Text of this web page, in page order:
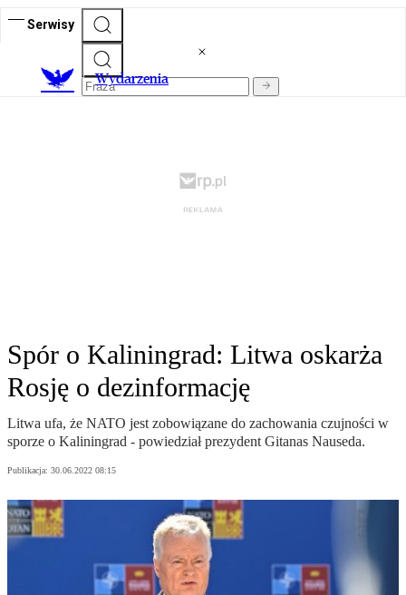
Serwisy
Wydarzenia
Spór o Kaliningrad: Litwa oskarża
Rosję o dezinformację
Litwa ufa, że NATO jest zobowiązane do zachowania czujności w
sporze o Kaliningrad - powiedział prezydent Gitanas Nauseda.
Publikacja: 30.06.2022 08:15